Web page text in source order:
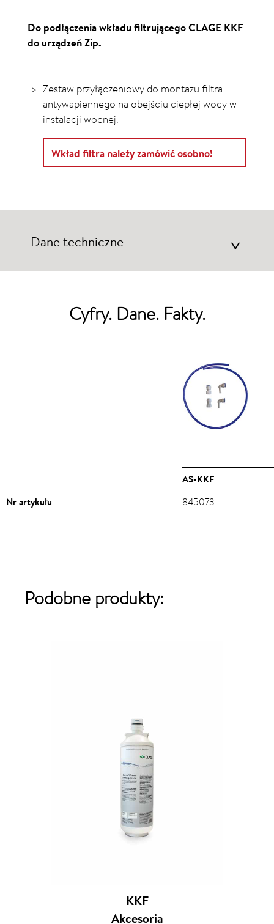
Do podłączenia wkładu filtrującego CLAGE KKF
do urządzeń Zip.
Zestaw przyłączeniowy do montażu filtra
antywapiennego na obejściu ciepłej wody w
instalacji wodnej.
Wkład filtra należy zamówić osobno!
Dane techniczne >
Cyfry. Dane. Fakty.
AS-KKF
Nr artykułu
845073
Podobne produkty:
KKF
Akcesoria